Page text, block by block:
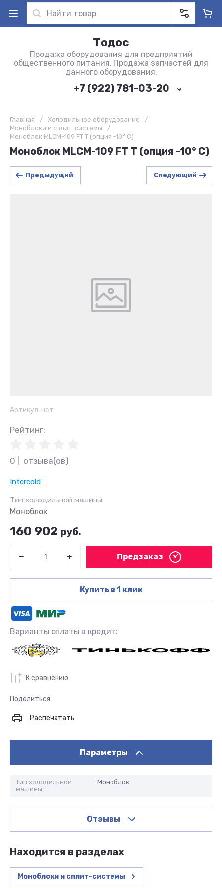
Тодос
Продажа оборудования для предприятий
общественного питания. Продажа запчастей для
данного оборудования.
+7 (922) 781-03-20
Главная / Холодильное оборудование
/
Моноблоки и сплит-системы
/
Моноблок MLCM-109 FT T (опция -10° С)
Моноблок MLCM-109 FT T (опция -10° С)
Предыдущий Следующий
Артикул: нет
Рейтинг:
0 |  отзыва(ов)
Intercold
Тип холодильной машины
Моноблок
160 902 руб.
Предзаказ
Купить в 1 клик
Варианты оплаты в кредит:
К сравнению
Поделиться
Распечатать
Параметры
Тип холодильной
машины
Моноблок
Отзывы
Находится в разделах
Моноблоки и сплит-системы